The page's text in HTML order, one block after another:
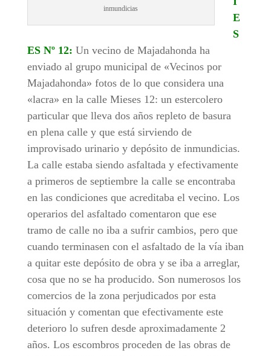
inmundicias
E
S
ES Nº 12: Un vecino de Majadahonda ha
enviado al grupo municipal de «Vecinos por
Majadahonda» fotos de lo que considera una
«lacra» en la calle Mieses 12: un estercolero
particular que lleva dos años repleto de basura
en plena calle y que está sirviendo de
improvisado urinario y depósito de inmundicias.
La calle estaba siendo asfaltada y efectivamente
a primeros de septiembre la calle se encontraba
en las condiciones que acreditaba el vecino. Los
operarios del asfaltado comentaron que ese
tramo de calle no iba a sufrir cambios, pero que
cuando terminasen con el asfaltado de la vía iban
a quitar este depósito de obra y se iba a arreglar,
cosa que no se ha producido. Son numerosos los
comercios de la zona perjudicados por esta
situación y comentan que efectivamente este
deterioro lo sufren desde aproximadamente 2
años. Los escombros proceden de las obras de